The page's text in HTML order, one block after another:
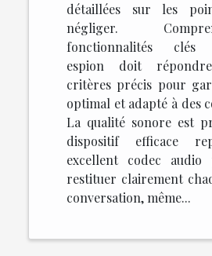
détaillées sur les
négliger.
fonctionnalités clés
espion doit
critères précis pour
optimal et adapté à des
La qualité sonore est
dispositif efficace
excellent codec audio
restituer clairement
conversation, même...